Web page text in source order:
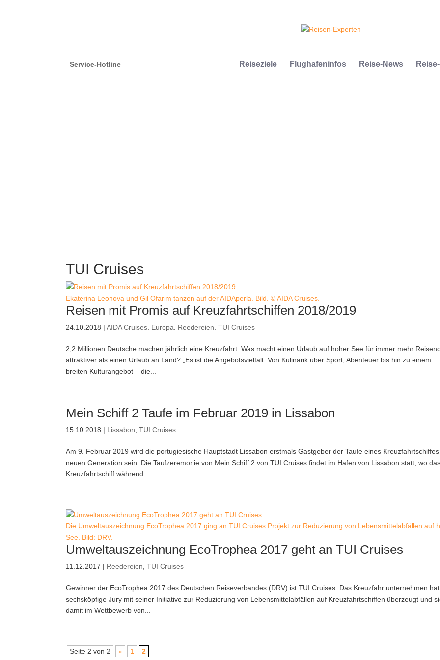
Service-Hotline Reiseziele Flughafeninfos Reise-News
TUI Cruises
Ekaterina Leonova und Gil Ofarim tanzen auf der AIDAperla. Bild. © AIDA Cruises.
Reisen mit Promis auf Kreuzfahrtschiffen 2018/2019
24.10.2018 |AIDA Cruises Europa Reedereien ,TUI Cruises
2,2 Millionen Deutsche machen jährlich eine Kreuzfahrt. Was macht einen Urlaub auf hoher See für immer mehr
attraktiver als einen Urlaub an Land? „Es ist die Angebotsvielfalt. Von Kulinarik über Sport, Abenteuer bis hin zu einem
breiten Kulturangebot – die...
Mein Schiff 2 Taufe im Februar 2019 in Lissabon
15.10.2018 | Lissabon ,TUI Cruises
Am 9. Februar 2019 wird die portugiesische Hauptstadt Lissabon erstmals Gastgeber der Taufe eines
neuen Generation sein. Die Taufzeremonie von Mein Schiff 2 von TUI Cruises findet im Hafen von Lissabon statt, wo
Kreuzfahrtschiff während...
Die Umweltauszeichnung EcoTrophea 2017 ging an TUI Cruises Projekt zur Reduzierung von Lebensmittelabfällen auf
See. Bild: DRV.
Umweltauszeichnung EcoTrophea 2017 geht an TUI Cruises
11.12.2017 | Reedereien ,TUI Cruises
Gewinner der EcoTrophea 2017 des Deutschen Reiseverbandes (DRV) ist TUI Cruises. Das Kreuzfahrtunternehmen
sechsköpfige Jury mit seiner Initiative zur Reduzierung von Lebensmittelabfällen auf Kreuzfahrtschiffen überzeugt und
damit im Wettbewerb von...
Seite 2 von 2 « 1 2